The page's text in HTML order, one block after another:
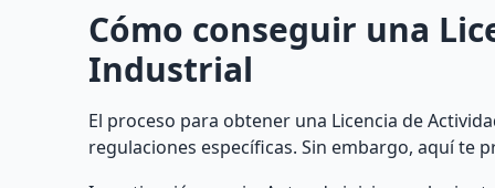
Cómo conseguir una
Industrial
El proceso para obtener una Licencia de
regulaciones específicas. Sin embargo, aquí te